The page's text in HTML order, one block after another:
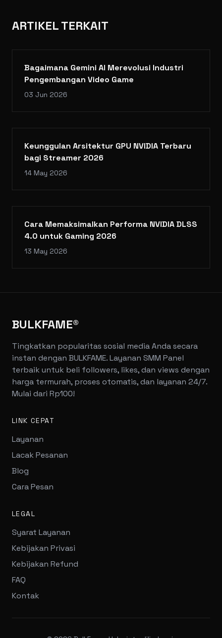
ARTIKEL TERKAIT
Bagaimana Gemini AI Merevolusi Industri
Pengembangan Video Game
03 Jun 2026
Keunggulan Arsitektur GPU NVIDIA Terbaru
bagi Streamer 2026
14 May 2026
Cara Memaksimalkan Performa NVIDIA DLSS
4.0 untuk Gaming 2026
13 May 2026
BULKFAME®
Tingkatkan popularitas sosial media Anda secara
instan dengan BULKFAME. Layanan SMM Panel
terbaik untuk beli followers, likes, dan views dengan
harga termurah, proses otomatis, dan layanan 24/7.
Mulai dari Rp100!
LINK CEPAT
Layanan
Lacak Pesanan
Blog
Cara Pesan
LEGAL
Syarat Layanan
Kebijakan Privasi
Kebijakan Refund
FAQ
Kontak